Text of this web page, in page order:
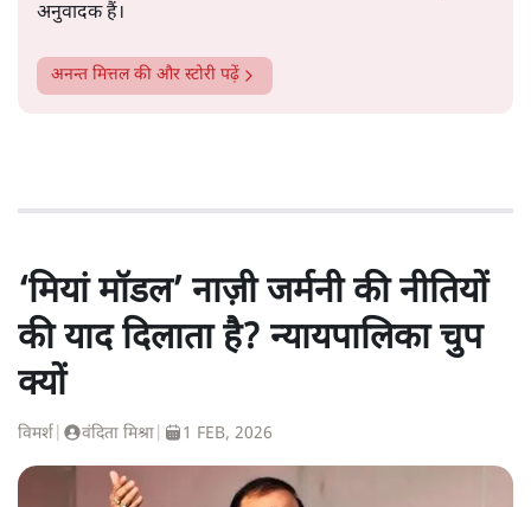
अनुवादक हैं।
अनन्त मित्तलकी और स्टोरी पढ़ें
‘मियां मॉडल’ नाज़ी जर्मनी की नीतियों
की याद दिलाता है? न्यायपालिका चुप
क्यों
विमर्श वंदिता मिश्रा 1 FEB, 2026